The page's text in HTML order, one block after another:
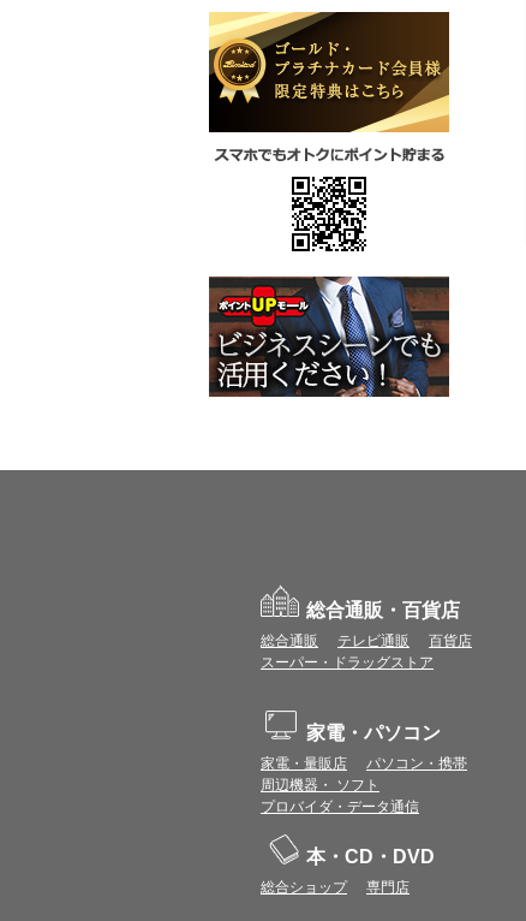
総合通販・百貨店
総合通販 テレビ通販
百貨店
スーパー・ドラッグストア
家電・パソコン
家電・量販店
パソコン・携帯
周辺機器・ ソフト
プロバイダ・データ通信
本・CD・DVD
総合ショップ 専門店